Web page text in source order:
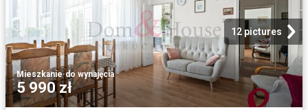
12 pictures
Mieszkanie·do wynajęcia
5 990 zł